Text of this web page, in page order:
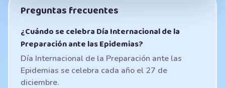
Preguntas frecuentes
¿Cuándo se celebra Día Internacional de la
Preparación ante las Epidemias?
Día Internacional de la Preparación ante las
Epidemias se celebra cada año el 27 de
diciembre.